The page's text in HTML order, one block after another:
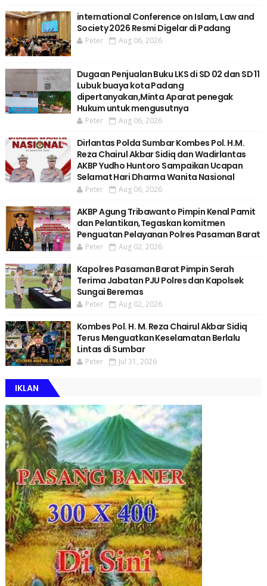
international Conference on Islam, Law and
Society 2026 Resmi Digelar di Padang
Peter Aug 06, 2026
Dugaan Penjualan Buku LKS di SD 02 dan SD 11
Lubuk buaya kota Padang
dipertanyakan,Minta Aparat penegak
Hukum untuk mengusutnya
Peter Aug 06, 2026
Dirlantas Polda Sumbar Kombes Pol. H.M.
Reza Chairul Akbar Sidiq dan Wadirlantas
AKBP Yudho Huntoro Sampaikan Ucapan
Selamat Hari Dharma Wanita Nasional
Peter Aug 06, 2026
AKBP Agung Tribawanto Pimpin Kenal Pamit
dan Pelantikan,Tegaskan komitmen
Penguatan Pelayanan Polres Pasaman Barat
Peter Aug 02, 2026
Kapolres Pasaman Barat Pimpin Serah
Terima Jabatan PJU Polres dan Kapolsek
Sungai Beremas
Peter Aug 02, 2026
Kombes Pol. H. M. Reza Chairul Akbar Sidiq
Terus Menguatkan Keselamatan Berlalu
Lintas di Sumbar
Peter Jul 31, 2026
IKLAN